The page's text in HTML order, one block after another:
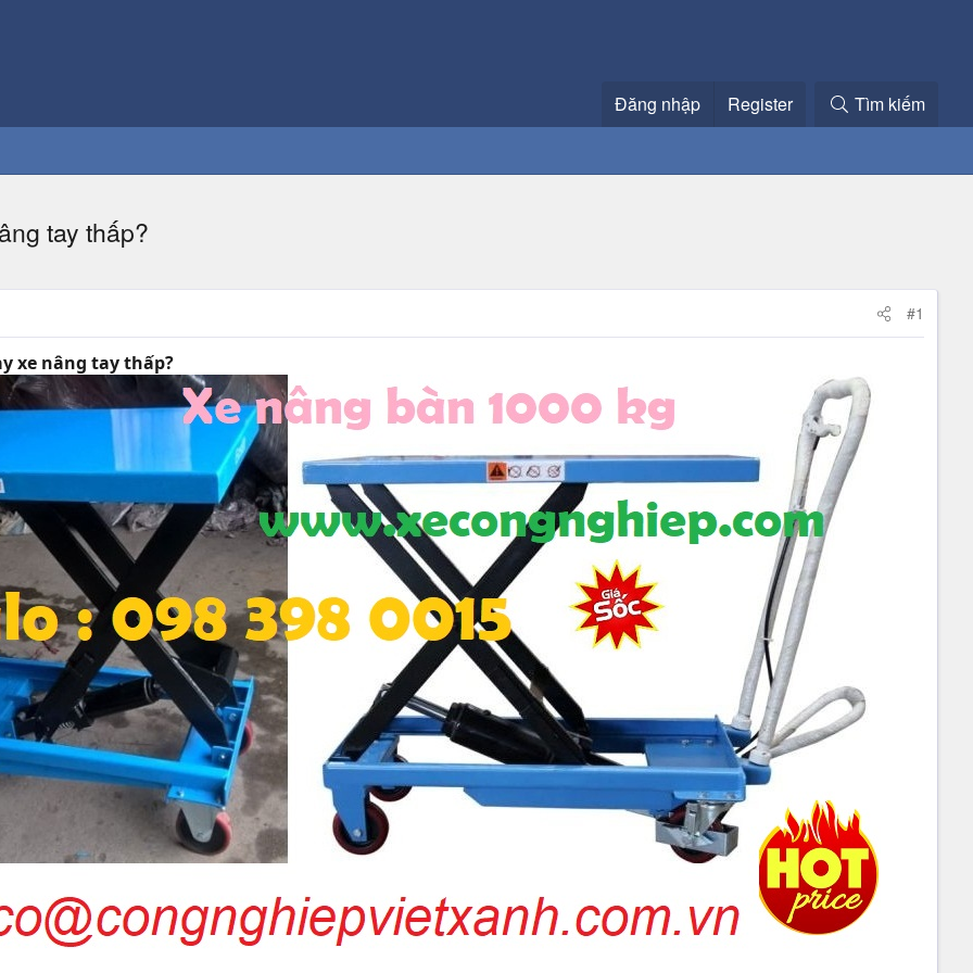
Đăng nhập Register Tìm kiếm
tay thấp?
#1
xe nâng tay thấp?